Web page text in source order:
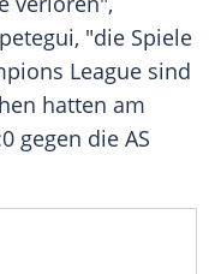
, "die Spiele
League sind
hatten am
gegen die AS